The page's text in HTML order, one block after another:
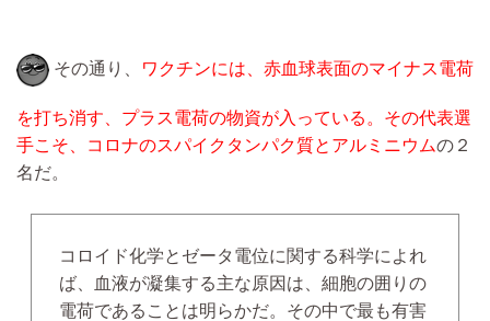
その通り、 ワクチンには、赤血球表面のマイナス電荷
を打ち消す、プラス電荷の物資が入っている。その代表選
手こそ、コロナのスパイクタンパク質とアルミニウムの２
名だ。
コロイド化学とゼータ電位に関する科学によれ
ば、血液が凝集する主な原因は、細胞の囲りの
電荷であることは明らかだ。その中で最も有害